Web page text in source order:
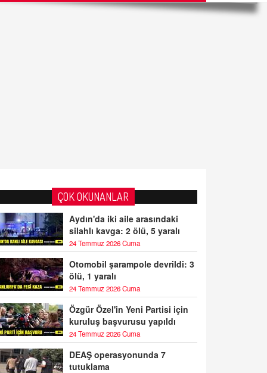
ÇOK OKUNANLAR
Aydın'da iki aile arasındaki
silahlı kavga: 2 ölü, 5 yaralı
24 Temmuz 2026 Cuma
Otomobil şarampole devrildi: 3
ölü, 1 yaralı
24 Temmuz 2026 Cuma
Özgür Özel'in Yeni Partisi için
kuruluş başvurusu yapıldı
24 Temmuz 2026 Cuma
DEAŞ operasyonunda 7
tutuklama